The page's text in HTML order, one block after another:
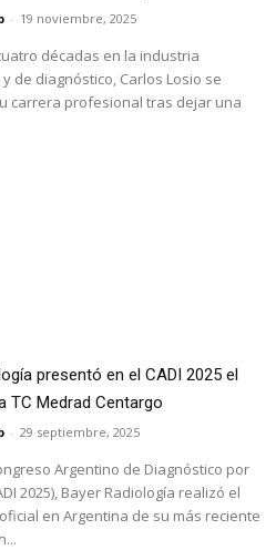
- 19 noviembre, 2025
décadas en la industria
de diagnóstico, Carlos Losio se
carrera profesional tras dejar una
presentó en el CADI 2025 el
TC Medrad Centargo
- 29 septiembre, 2025
Argentino de Diagnóstico por
2025), Bayer Radiología realizó el
en Argentina de su más reciente